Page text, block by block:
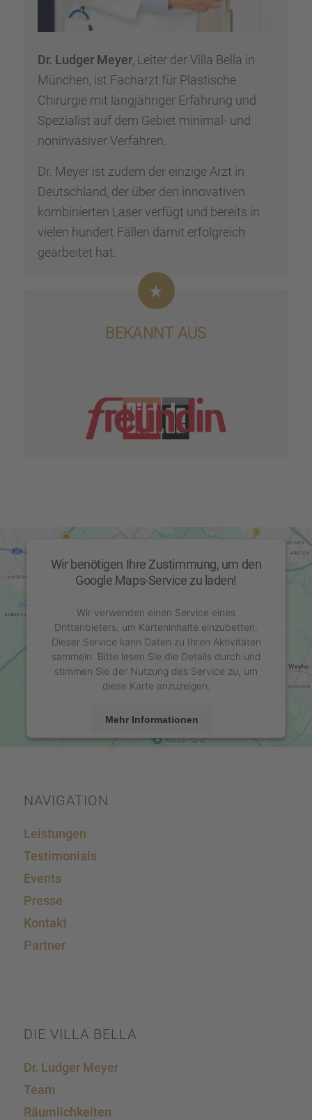
Dr. Ludger Meyer, Leiter der Villa Bella in
München, ist Facharzt für Plasti­sche
Chirur­gie mit langjäh­ri­ger Erfah­rung und
Spezia­list auf dem Gebiet minimal- und
nonin­va­si­ver Verfah­ren.
Dr. Meyer ist zudem der einzige Arzt in
Deutsch­land, der über den innova­ti­ven
kombi­nier­ten Laser verfügt und bereits in
vielen hundert Fällen damit erfolg­reich
gearbei­tet hat.
BEKANNT AUS
Wir benötigen Ihre Zustimmung, um den
Google Maps-Service zu laden!
Wir verwenden einen Service eines
Drittanbieters, um Karteninhalte einzubetten.
Dieser Service kann Daten zu Ihren Aktivitäten
sammeln. Bitte lesen Sie die Details durch und
stimmen Sie der Nutzung des Service zu, um
diese Karte anzuzeigen.
Mehr Informationen
NAVIGA­TION
Leistun­gen
Testi­mo­ni­als
Events
Presse
Kontakt
Partner
DIE VILLA BELLA
Dr. Ludger Meyer
Team
Räumlich­kei­ten